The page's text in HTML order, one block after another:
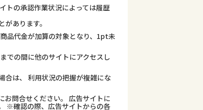
トの承認作業状況によっては履歴
あります。
品代金が加算の対象となり、1pt未
での間に他のサイトにアクセスし
合は、 利用状況の把握が複雑にな
お問合せください。 広告サイトに
※確認の際、広告サイトからの各